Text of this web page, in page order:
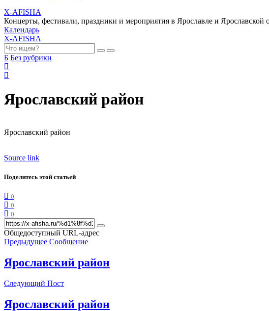
X-AFISHA
Концерты, фестивали, праздники и мероприятия в Ярославле и Ярославской
Календарь
X-AFISHA
Б Без рубрики
Ярославский район
Ярославский район
Source link
Поделитесь этой статьей
0
0
0
Общедоступный URL-адрес
Предыдущее Сообщение
Ярославский район
Следующий Пост
Ярославский район